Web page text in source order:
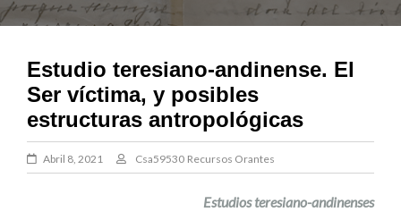
Estudio teresiano-andinense. El
Ser víctima, y posibles
estructuras antropológicas
Abril 8, 2021 Csa59530 Recursos Orantes
Estudios teresiano-andinenses